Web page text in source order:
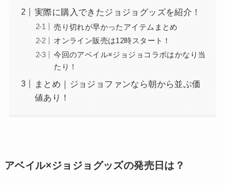
実際に購入できたジョジョグッズを紹介！
売り切れが早かったアイテムまとめ
オンライン販売は12時スタート！
今回のアベイル×ジョジョコラボはかなり当
たり！
まとめ｜ジョジョファンなら朝から並ぶ価
値あり！
アベイル×ジョジョグッズの発売日は？